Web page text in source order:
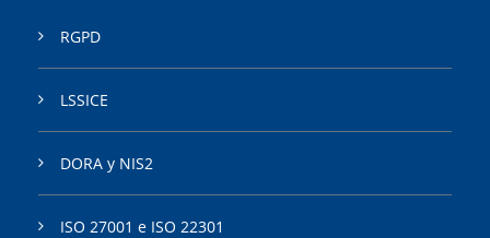
RGPD
LSSICE
DORA y NIS2
ISO 27001 e ISO 22301